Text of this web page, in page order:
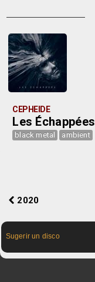
CEPHEIDE
Les Échappées
black metal ambient
2020
Sugerir un disco